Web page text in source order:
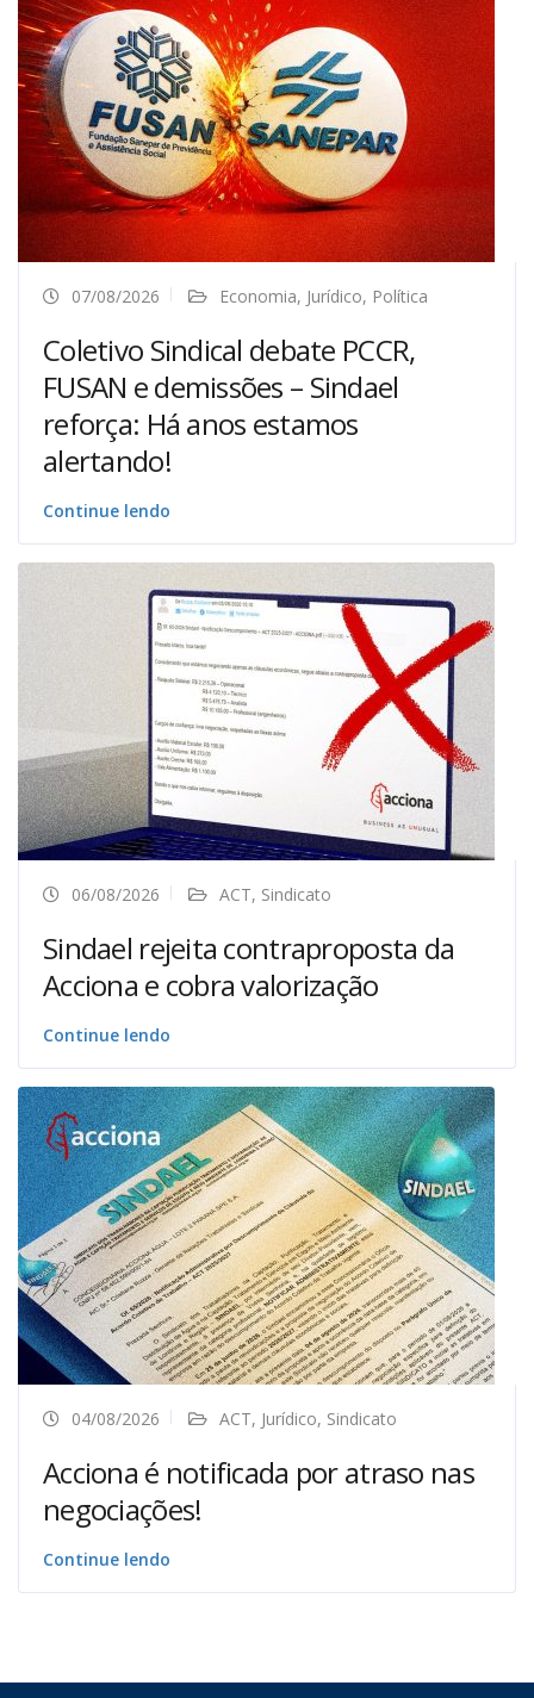
07/08/2026 Economia, Jurídico, Política
Coletivo Sindical debate PCCR,
FUSAN e demissões – Sindael
reforça: Há anos estamos
alertando!
Continue lendo
06/08/2026 ACT, Sindicato
Sindael rejeita contraproposta da
Acciona e cobra valorização
Continue lendo
04/08/2026 ACT, Jurídico, Sindicato
Acciona é notificada por atraso nas
negociações!
Continue lendo